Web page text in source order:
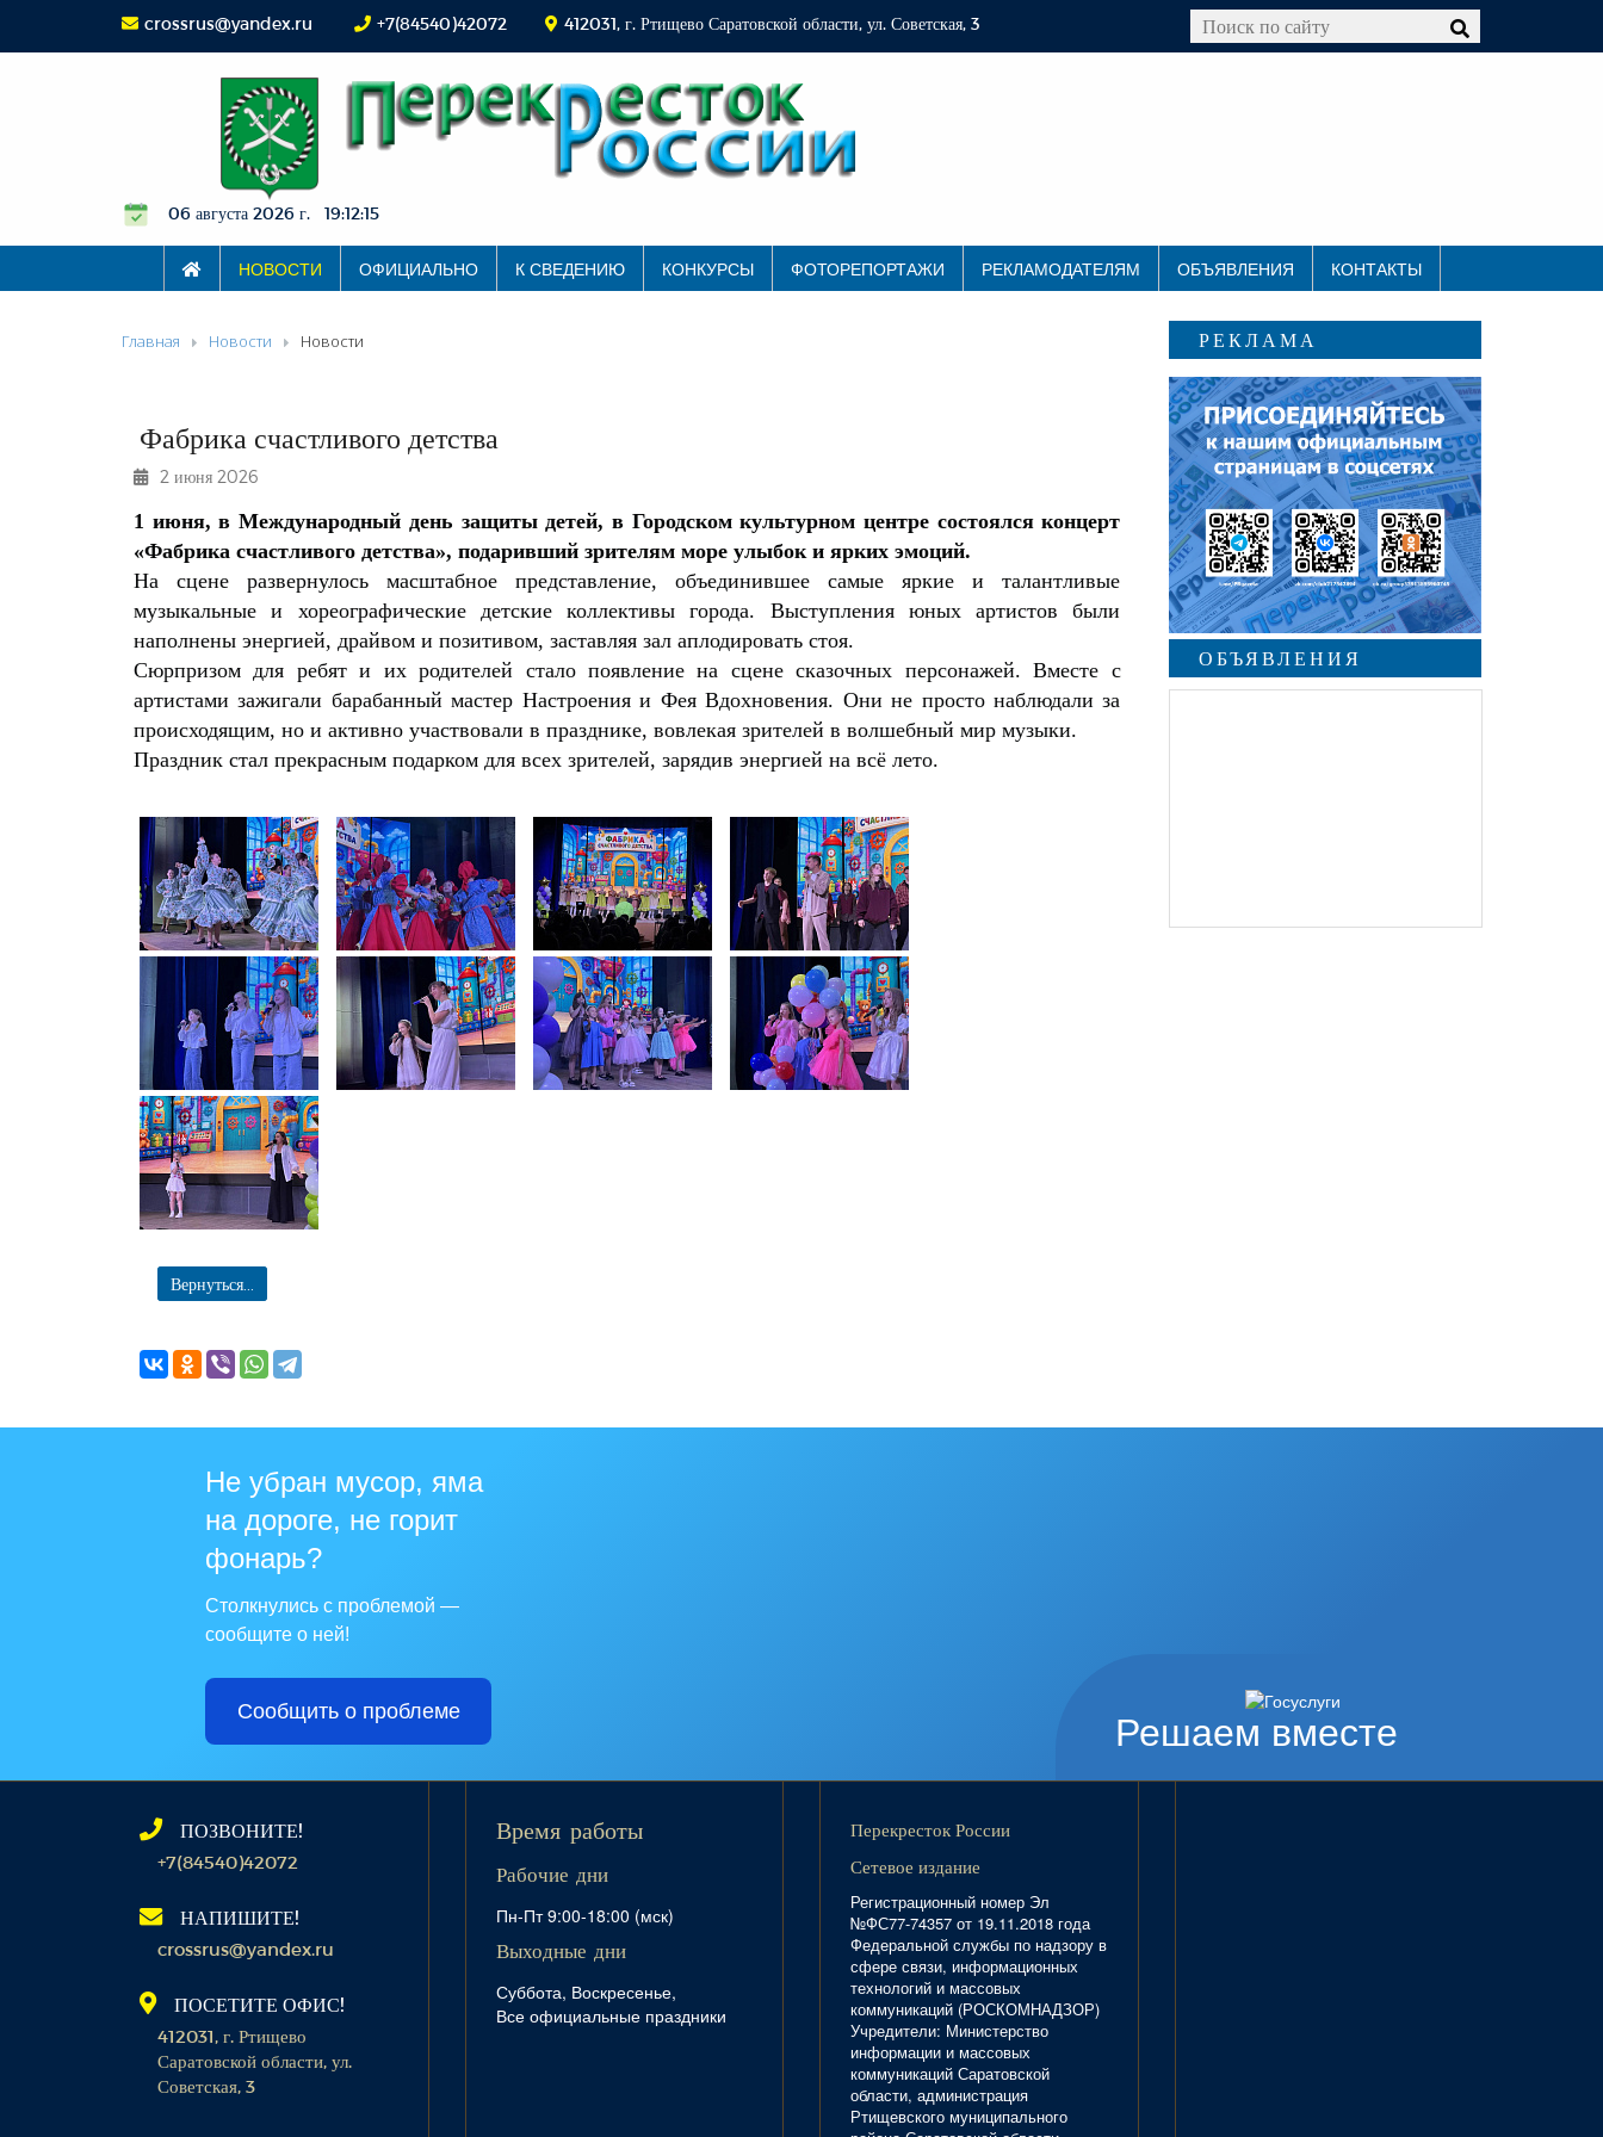
crossrus@yandex.ru +7(84540)42072 412031, г. Ртищево Саратовской области, ул. Советская, 3
06 августа 2026 г. 19:12:16
НОВОСТИ ОФИЦИАЛЬНО К СВЕДЕНИЮ КОНКУРСЫ ФОТОРЕПОРТАЖИ РЕКЛАМОДАТЕЛЯМ ОБЪЯВЛЕНИЯ КОНТАКТЫ
Главная Новости Новости
Фабрика счастливого детства
2 июня 2026
1 июня, в Международный день защиты детей, в Городском культурном центре состоялся концерт
«Фабрика счастливого детства», подаривший зрителям море улыбок и ярких эмоций.
На сцене развернулось масштабное представление, объединившее самые яркие и талантливые
музыкальные и хореографические детские коллективы города. Выступления юных артистов были
наполнены энергией, драйвом и позитивом, заставляя зал аплодировать стоя.
Сюрпризом для ребят и их родителей стало появление на сцене сказочных персонажей. Вместе с
артистами зажигали барабанный мастер Настроения и Фея Вдохновения. Они не просто наблюдали за
происходящим, но и активно участвовали в празднике, вовлекая зрителей в волшебный мир музыки.
Праздник стал прекрасным подарком для всех зрителей, зарядив энергией на всё лето.
Вернуться...
РЕКЛАМА
ОБЪЯВЛЕНИЯ
Решаем вместе
Не убран мусор, яма
на дороге, не горит
фонарь?
Столкнулись с проблемой —
сообщите о ней!
Сообщить о проблеме
ПОЗВОНИТЕ!
+7(84540)42072
НАПИШИТЕ!
crossrus@yandex.ru
ПОСЕТИТЕ ОФИС!
412031, г. Ртищево
Саратовской области, ул.
Советская, 3
Время работы
Рабочие дни
Пн-Пт 9:00-18:00 (мск)
Выходные дни
Суббота, Воскресенье,
Все официальные праздники
Перекресток России
Сетевое издание
Регистрационный номер Эл
№ФС77-74357 от 19.11.2018 года
Федеральной службы по надзору в
сфере связи, информационных
технологий и массовых
коммуникаций (РОСКОМНАДЗОР)
Учредители: Министерство
информации и массовых
коммуникаций Саратовской
области, администрация
Ртищевского муниципального